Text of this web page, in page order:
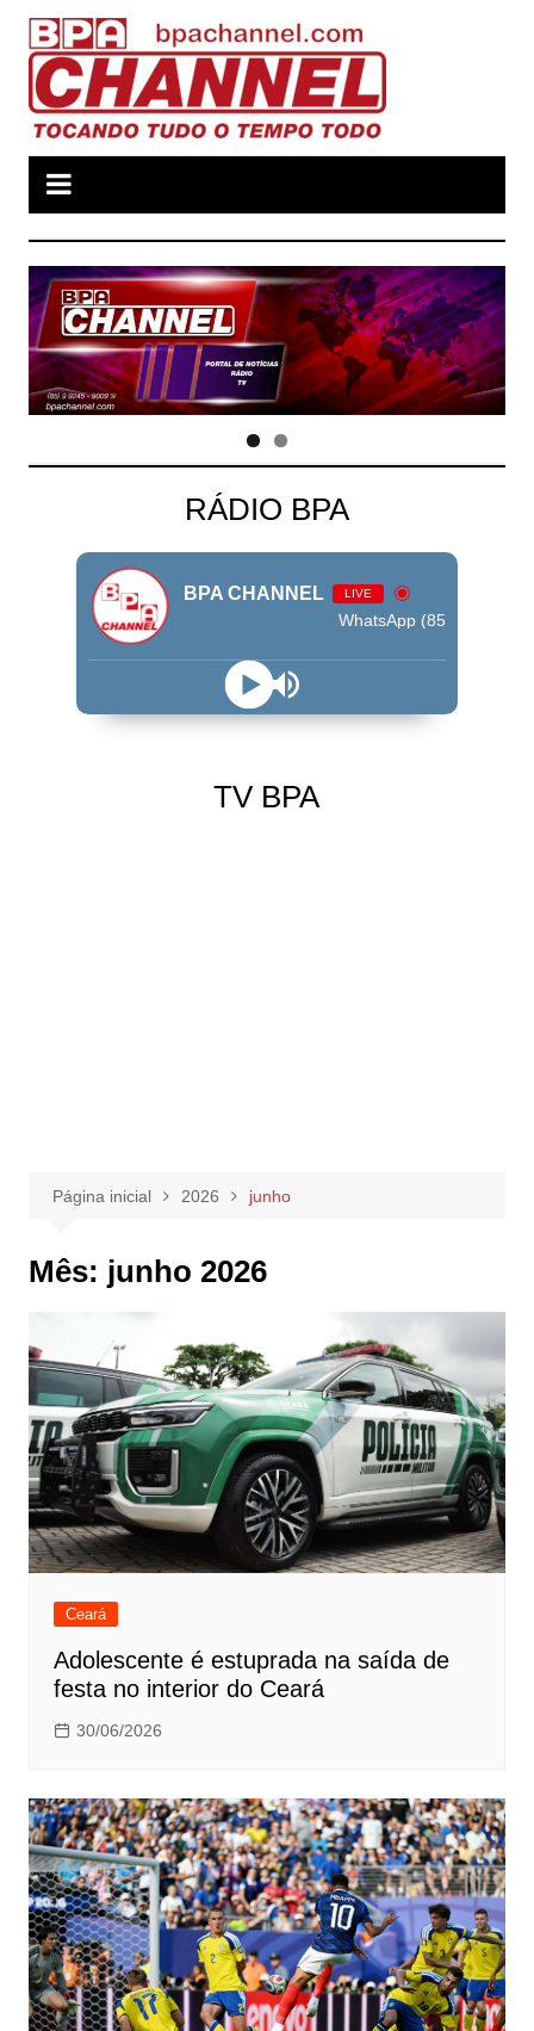
para
conteúdo
RÁDIO BPA
BPA CHANNEL LIVE
WhatsApp (85) 99245 - 9009
TV BPA
Página inicial 2026 junho
Mês: junho 2026
Ceará
Adolescente é estuprada na saída de
festa no interior do Ceará
30/06/2026